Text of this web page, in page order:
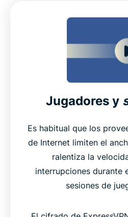
Jugadores y
Es habitual que los
de Internet limiten el
ralentiza la
interrupciones durante
sesiones de